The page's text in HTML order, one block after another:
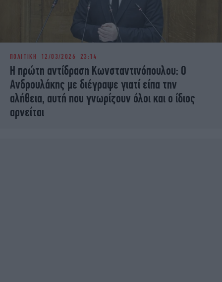
ΠΟΛΙΤΙΚΗ 12/03/2026 23:14
Η πρώτη αντίδραση Κωνσταντινόπουλου: Ο
Ανδρουλάκης με διέγραψε γιατί είπα την
αλήθεια, αυτή που γνωρίζουν όλοι και ο ίδιος
αρνείται